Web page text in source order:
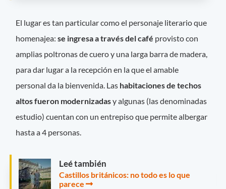
El lugar es tan particular como el personaje literario que
homenajea:se ingresa a través del café provisto con
amplias poltronas de cuero y una larga barra de madera,
para dar lugar a la recepción en la que el amable
personal da la bienvenida. Las habitaciones de techos
altos fueron modernizadasy algunas (las denominadas
estudio) cuentan con un entrepiso que permite albergar
hasta a 4 personas.
Leé también
Castillos británicos: no todo es lo que
parece